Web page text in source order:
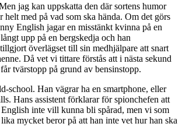
jag kan uppskatta den där sortens humor
helt med på vad som ska hända. Om det görs
English jagar en misstänkt kvinna på en
upp på en bergskedja och han
överlägset till sin medhjälpare att snart
Då vet vi tittare förstås att i nästa sekund
tvärstopp på grund av bensinstopp.
school. Han vägrar ha en smartphone, eller
Hans assistent förklarar för spionchefen att
inte vill kunna bli spårad, men vi som
mycket beror på att han inte vet hur han ska